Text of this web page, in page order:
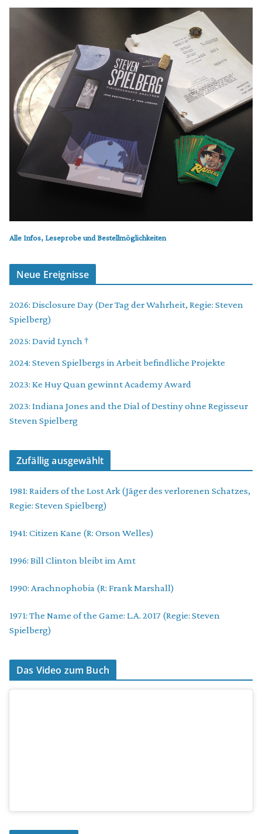
Alle Infos, Leseprobe und Bestellmöglichkeiten
Neue Ereignisse
2026: Disclosure Day (Der Tag der Wahrheit, Regie: Steven
Spielberg)
2025: David Lynch †
2024: Steven Spielbergs in Arbeit befindliche Projekte
2023: Ke Huy Quan gewinnt Academy Award
2023: Indiana Jones and the Dial of Destiny ohne Regisseur
Steven Spielberg
Zufällig ausgewählt
1981: Raiders of the Lost Ark (Jäger des verlorenen Schatzes,
Regie: Steven Spielberg)
1941: Citizen Kane (R: Orson Welles)
1996: Bill Clinton bleibt im Amt
1990: Arachnophobia (R: Frank Marshall)
1971: The Name of the Game: L.A. 2017 (Regie: Steven
Spielberg)
Das Video zum Buch